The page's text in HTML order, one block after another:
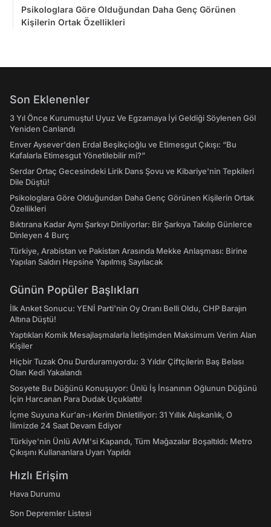
Psikologlara Göre Olduğundan Daha Genç Görünen
Kişilerin Ortak Özellikleri
Son Eklenenler
3 Yıl Önce Kurumuştu! Uyuz Ve Egzamaya İyi Geldiği Söylenen Göl
Yeniden Canlandı
Enver Aysever'den Erdal Beşikçioğlu ve Etimesgut Çıkışı: “Bu
Kafalarla Etimesgut Yönetilebilir mi?”
Serdar Ortaç Gecesindeki Lirik Dans Şovu ve Kibariye'nin Tepkileri
Dile Düştü!
Psikologlara Göre Olduğundan Daha Genç Görünen Kişilerin Ortak
Özellikleri
Bıktırana Kadar Aynı Şarkıyı Dinliyorlar: Bir Şarkıya Takılıp Günlerce
Dinleyen 4 Burç
Türkiye, Arabistan ve Pakistan Arasında Mekke Anlaşması: Birine
Yapılan Saldırı Hepsine Yapılmış Sayılacak
Günün Popüler Başlıkları
İlk Anket Sonucu: YENİ Parti'nin Oy Oranı Belli Oldu, CHP Barajın
Altına Düştü!
Yaptıkları Komik Mesajlaşmalarla İletişimden Maksimum Verim Alan
Kişiler
Hiçbir Tuzak Onu Durduramıyordu: 3 Yıldır Çiftçilerin Baş Belası
Olan Kedi Yakalandı
Sosyete Bu Düğünü Konuşuyor: Ünlü İş İnsanının Oğlunun Düğünü
İçin Harcanan Para Dudak Uçuklattı!
İçme Suyuna Kur'an-ı Kerim Dinletiliyor: 31 Yıllık Alışkanlık, O
İlimizde 24 Saat Devam Ediyor
Türkiye'nin Ünlü AVM'si Kapandı, Tüm Mağazalar Boşaltıldı: Metro
Çıkışını Kullananlara Uyarı Yapıldı
Hızlı Erişim
Hava Durumu
Son Depremler Listesi